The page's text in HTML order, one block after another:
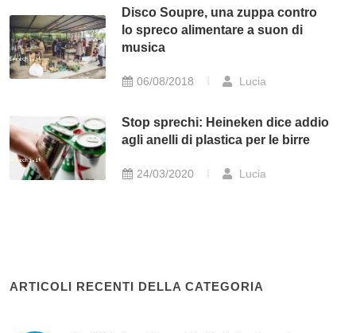
Disco Soupre, una zuppa contro
lo spreco alimentare a suon di
musica
06/08/2018 Lucia
Stop sprechi: Heineken dice addio
agli anelli di plastica per le birre
24/03/2020 Lucia
ARTICOLI RECENTI DELLA CATEGORIA